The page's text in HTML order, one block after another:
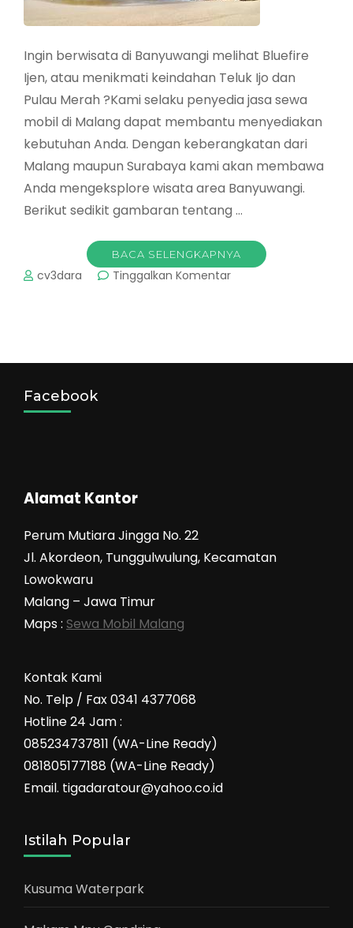
Ingin berwisata di Banyuwangi melihat Bluefire
Ijen, atau menikmati keindahan Teluk Ijo dan
Pulau Merah ?Kami selaku penyedia jasa sewa
mobil di Malang dapat membantu menyediakan
kebutuhan Anda. Dengan keberangkatan dari
Malang maupun Surabaya kami akan membawa
Anda mengeksplore wisata area Banyuwangi.
Berikut sedikit gambaran tentang …
BACA SELENGKAPNYA
cv3dara Tinggalkan Komentarpada
Facebook
Alamat Kantor
Perum Mutiara Jingga No. 22
Jl. Akordeon, Tunggulwulung, Kecamatan
Lowokwaru
Malang – Jawa Timur
Maps : Sewa Mobil Malang
Kontak Kami
No. Telp / Fax 0341 4377068
Hotline 24 Jam :
085234737811 (WA-Line Ready)
081805177188 (WA-Line Ready)
Email. tigadaratour@yahoo.co.id
Istilah Popular
Kusuma Waterpark